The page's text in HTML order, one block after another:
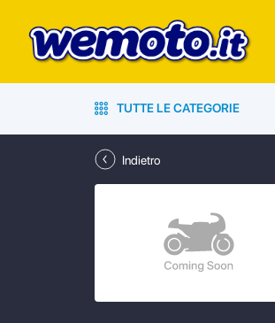
TUTTE LE CATEGORIE
Indietro